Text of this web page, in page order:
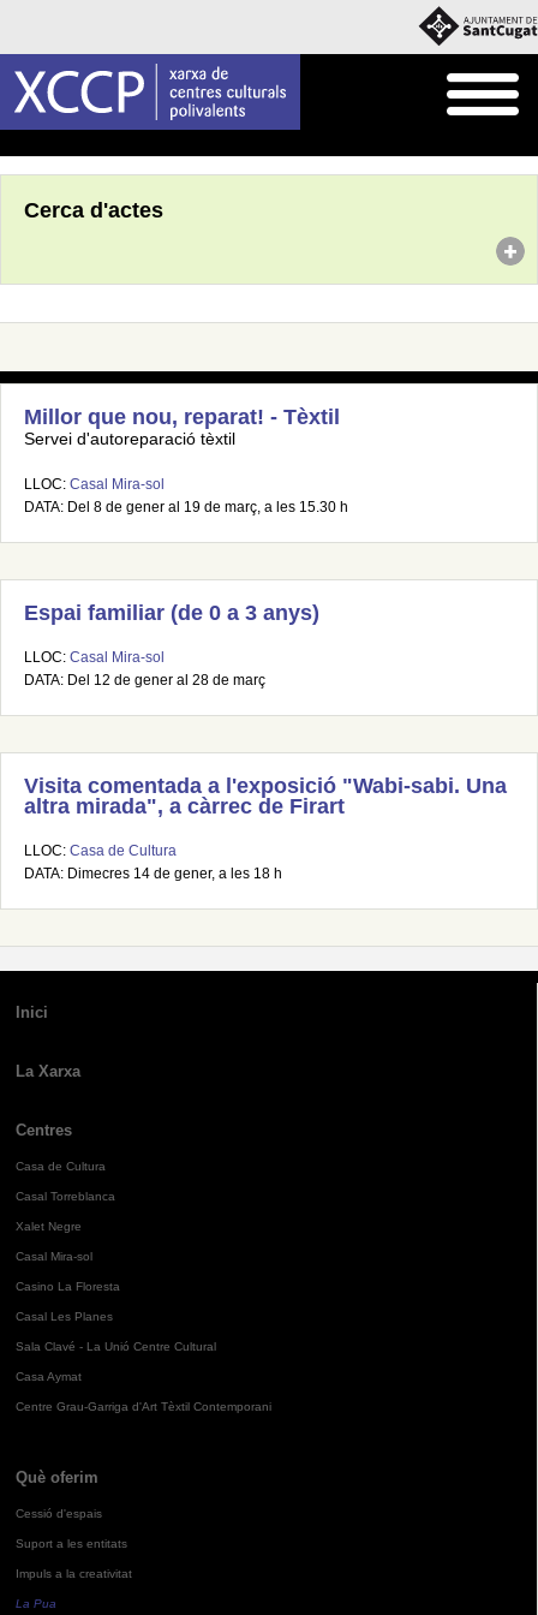
Cerca d'actes
Millor que nou, reparat! - Tèxtil
Servei d'autoreparació tèxtil
LLOC: Casal Mira-sol
DATA: Del 8 de gener al 19 de març, a les 15.30 h
Espai familiar (de 0 a 3 anys)
LLOC: Casal Mira-sol
DATA: Del 12 de gener al 28 de març
Visita comentada a l'exposició "Wabi-sabi. Una
altra mirada", a càrrec de Firart
LLOC: Casa de Cultura
DATA: Dimecres 14 de gener, a les 18 h
Inici
La Xarxa
Centres
Casa de Cultura
Casal Torreblanca
Xalet Negre
Casal Mira-sol
Casino La Floresta
Casal Les Planes
Sala Clavé - La Unió Centre Cultural
Casa Aymat
Centre Grau-Garriga d'Art Tèxtil Contemporani
Què oferim
Cessió d'espais
Suport a les entitats
Impuls a la creativitat
La Pua